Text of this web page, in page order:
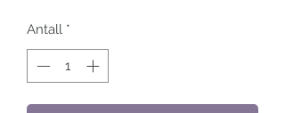
Antall *